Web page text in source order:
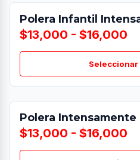
Polera Infantil
$13,000 - $16,000
Polera Intensamente
$13,000 - $16,000